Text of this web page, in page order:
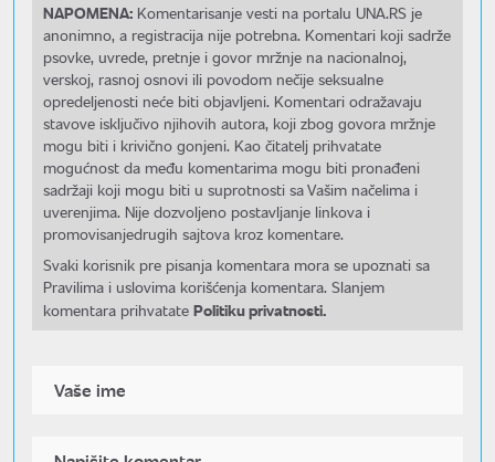
NAPOMENA: Komentarisanje vesti na portalu UNA.RS je
anonimno, a registracija nije potrebna. Komentari koji sadrže
psovke, uvrede, pretnje i govor mržnje na nacionalnoj,
verskoj, rasnoj osnovi ili povodom nečije seksualne
opredeljenosti neće biti objavljeni. Komentari odražavaju
stavove isključivo njihovih autora, koji zbog govora mržnje
mogu biti i krivično gonjeni. Kao čitatelj prihvatate
mogućnost da među komentarima mogu biti pronađeni
sadržaji koji mogu biti u suprotnosti sa Vašim načelima i
uverenjima. Nije dozvoljeno postavljanje linkova i
promovisanjedrugih sajtova kroz komentare.
Svaki korisnik pre pisanja komentara mora se upoznati sa
Pravilima i uslovima korišćenja komentara. Slanjem
komentara prihvatate Politiku privatnosti.